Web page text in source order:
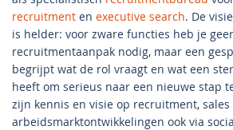
recruitment en executive search. De
is helder: voor zware functies heb je
recruitmentaanpak nodig, maar een
begrijpt wat de rol vraagt en wat een
heeft om serieus naar een nieuwe stap
zijn kennis en visie op recruitment, sales
arbeidsmarktontwikkelingen ook via